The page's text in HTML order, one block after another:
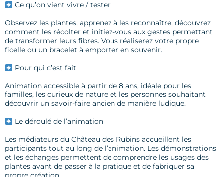
Ce qu’on vient vivre / tester
Observez les plantes, apprenez à les reconnaître, découvrez
comment les récolter et initiez-vous aux gestes permettant
de transformer leurs fibres. Vous réaliserez votre propre
ficelle ou un bracelet à emporter en souvenir.
Pour qui c’est fait
Animation accessible à partir de 8 ans, idéale pour les
familles, les curieux de nature et les personnes souhaitant
découvrir un savoir-faire ancien de manière ludique.
Le déroulé de l’animation
Les médiateurs du Château des Rubins accueillent les
participants tout au long de l’animation. Les démonstrations
et les échanges permettent de comprendre les usages des
plantes avant de passer à la pratique et de fabriquer sa
propre création.